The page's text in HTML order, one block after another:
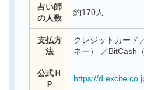
占い師
の人数
約170人
支払方
法
クレジットカード
ネー） ／BitCash
公式Ｈ
Ｐ
https://